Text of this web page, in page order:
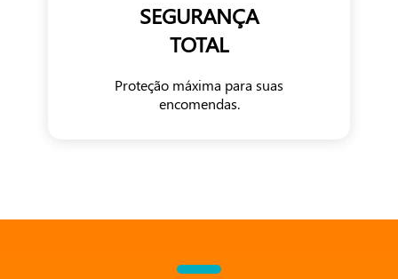
SEGURANÇA
TOTAL
Proteção máxima para suas
encomendas.